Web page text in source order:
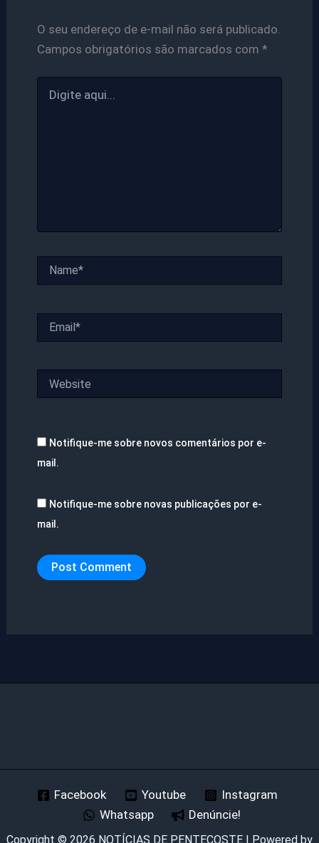
O seu endereço de e-mail não será publicado.
Campos obrigatórios são marcados com *
aqui...
Notifique-me sobre novos comentários por e-
mail.
Notifique-me sobre novas publicações por e-
mail.
Facebook Youtube
Instagram
Whatsapp
Denúncie!
Copyright © 2026 NOTÍCIAS DE PENTECOSTE | Powered by